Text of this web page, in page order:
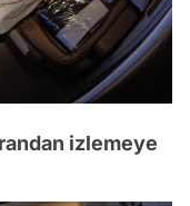
izlemeye